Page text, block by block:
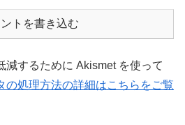
トを書き込む
減するために Akismet を使って
の処理方法の詳細はこちらをご覧